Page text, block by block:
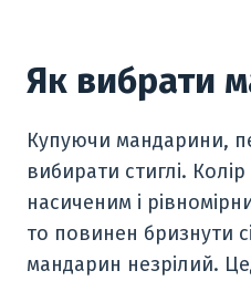
Як вибрати
Купуючи мандарини,
вибирати стиглі.
насиченим і
то повинен бризнути
мандарин незрілий.